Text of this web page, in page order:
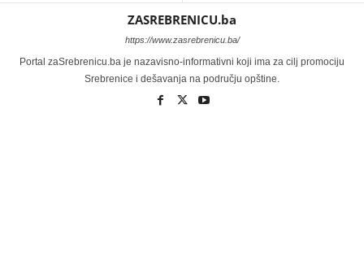
ZASREBRENICU.ba
https://www.zasrebrenicu.ba/
Portal zaSrebrenicu.ba je nazavisno-informativni koji ima za cilj promociju
Srebrenice i dešavanja na području opštine.